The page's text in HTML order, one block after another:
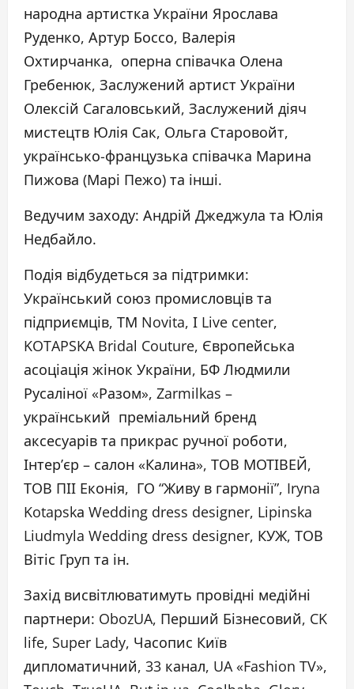
народна артистка України Ярослава
Руденко, Артур Боссо, Валерія
Охтирчанка, оперна співачка Олена
Гребенюк, Заслужений артист України
Олексій Сагаловський, Заслужений діяч
мистецтв Юлія Сак, Ольга Старовойт,
українсько-французька співачка Марина
Пижова (Марі Пежо) та інші.
Ведучим заходу: Андрій Джеджула та Юлія
Недбайло.
Подія відбудеться за підтримки:
Український союз промисловців та
підприємців, ТМ Novita, І Live center,
KOTAPSKA Bridal Couture, Європейська
асоціація жінок України, БФ Людмили
Русаліної «Разом», Zarmilkas –
український преміальний бренд
аксесуарів та прикрас ручної роботи,
Інтерʼєр – салон «Калина», ТОВ МОТІВЕЙ,
ТОВ ПІІ Еконія, ГО “Живу в гармонії”, Iryna
Kotapskа Wedding dress designer, Lipinska
Liudmyla Wedding dress designer, КУЖ, ТОВ
Вітіс Груп та ін.
Захід висвітлюватимуть провідні медійні
партнери: ObozUA, Перший Бізнесовий, CK
life, Super Lady, Часопис Київ
дипломатичний, 33 канал, UA «Fashion TV»,